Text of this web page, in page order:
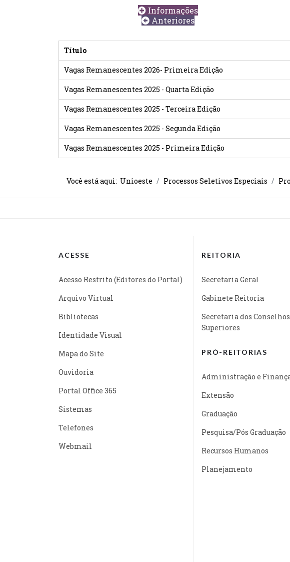
Informações
Anteriores
Título
Vagas Remanescentes 2026- Primeira Edição
Vagas Remanescentes 2025 - Quarta Edição
Vagas Remanescentes 2025 - Terceira Edição
Vagas Remanescentes 2025 - Segunda Edição
Vagas Remanescentes 2025 - Primeira Edição
Você está aqui: Unioeste Processos Seletivos Especiais
ACESSE
Acesso Restrito (Editores do Portal)
Arquivo Virtual
Bibliotecas
Identidade Visual
Mapa do Site
Ouvidoria
Portal Office 365
Sistemas
Telefones
Webmail
REITORIA
Secretaria Geral
Gabinete Reitoria
Secretaria dos Conselhos
Superiores
PRÓ-REITORIAS
Administração e
Extensão
Graduação
Pesquisa/Pós Graduação
Recursos Humanos
Planejamento